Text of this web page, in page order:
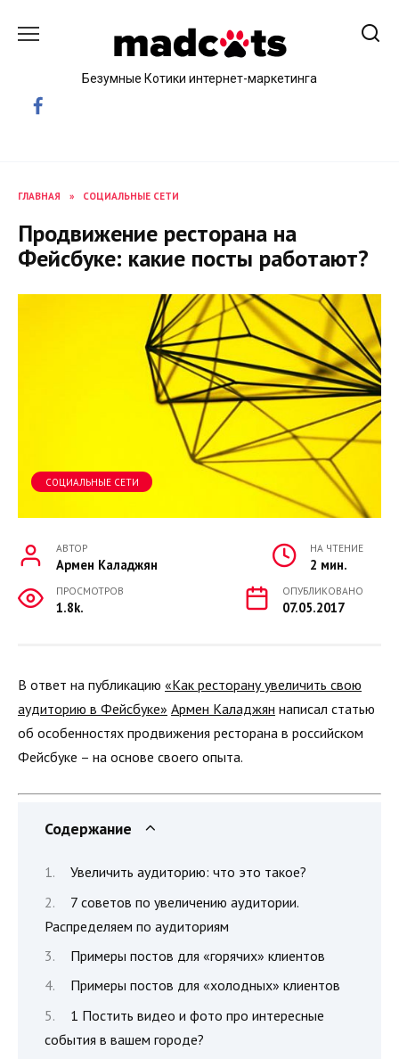
Безумные Котики интернет-маркетинга
ГЛАВНАЯ » СОЦИАЛЬНЫЕ СЕТИ
Продвижение ресторана на
Фейсбуке: какие посты работают?
СОЦИАЛЬНЫЕ СЕТИ
АВТОР
Армен Каладжян
НА ЧТЕНИЕ
2 мин.
ПРОСМОТРОВ
1.8k.
ОПУБЛИКОВАНО
07.05.2017
В ответ на публикацию «Как ресторану увеличить свою
аудиторию в Фейсбуке» Армен Каладжян написал статью
об особенностях продвижения ресторана в российском
Фейсбуке – на основе своего опыта.
Содержание
Увеличить аудиторию: что это такое?
7 советов по увеличению аудитории.
Распределяем по аудиториям
Примеры постов для «горячих» клиентов
Примеры постов для «холодных» клиентов
1 Постить видео и фото про интересные
события в вашем городе?